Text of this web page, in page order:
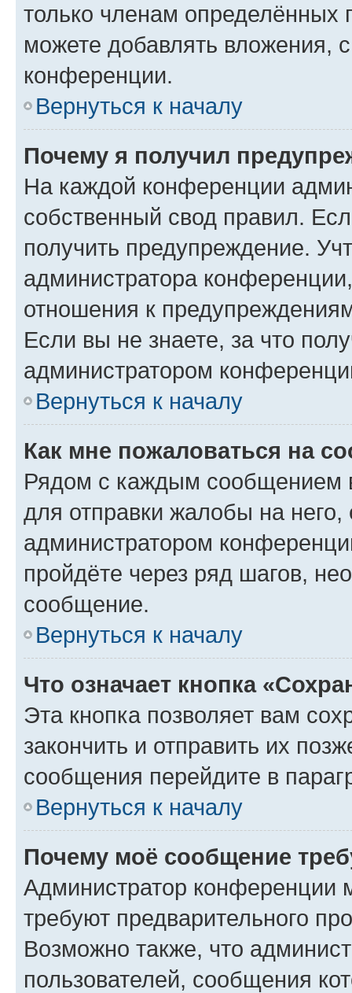
только членам определённых
можете добавлять вложения,
конференции.
Вернуться к началу
Почему я получил
На каждой конференции
собственный свод правил.
получить предупреждение.
администратора
отношения к
Если вы не знаете, за что
администратором
Вернуться к началу
Как мне пожаловаться на
Рядом с каждым сообщением
для отправки жалобы на
администратором
пройдёте через ряд шагов,
сообщение.
Вернуться к началу
Что означает кнопка
Эта кнопка позволяет вам
закончить и отправить их
сообщения перейдите в
Вернуться к началу
Почему моё сообщение
Администратор конференции
требуют предварительного
Возможно также, что
пользователей, сообщения